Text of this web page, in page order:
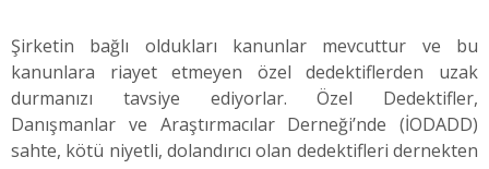
Şirketin bağlı oldukları kanunlar mevcuttur ve bu
kanunlara riayet etmeyen özel dedektiflerden uzak
durmanızı tavsiye ediyorlar. Özel Dedektifler,
Danışmanlar ve Araştırmacılar Derneği’nde (İODADD)
sahte, kötü niyetli, dolandırıcı olan dedektifleri dernekten